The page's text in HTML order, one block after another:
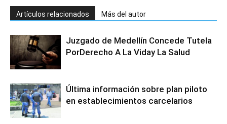
Artículos relacionados Más del autor
Juzgado de Medellín Concede Tutela
PorDerecho A La Viday La Salud
Última información sobre plan piloto
en establecimientos carcelarios